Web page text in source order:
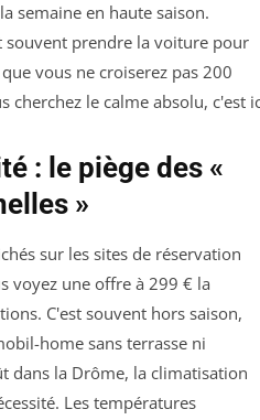
semaine en haute saison.
souvent prendre la voiture pour
vous ne croiserez pas 200
cherchez le calme absolu, c'est
: le piège des «
»
sur les sites de réservation
voyez une offre à 299 € la
C'est souvent hors saison,
home sans terrasse ni
dans la Drôme, la climatisation
Les températures